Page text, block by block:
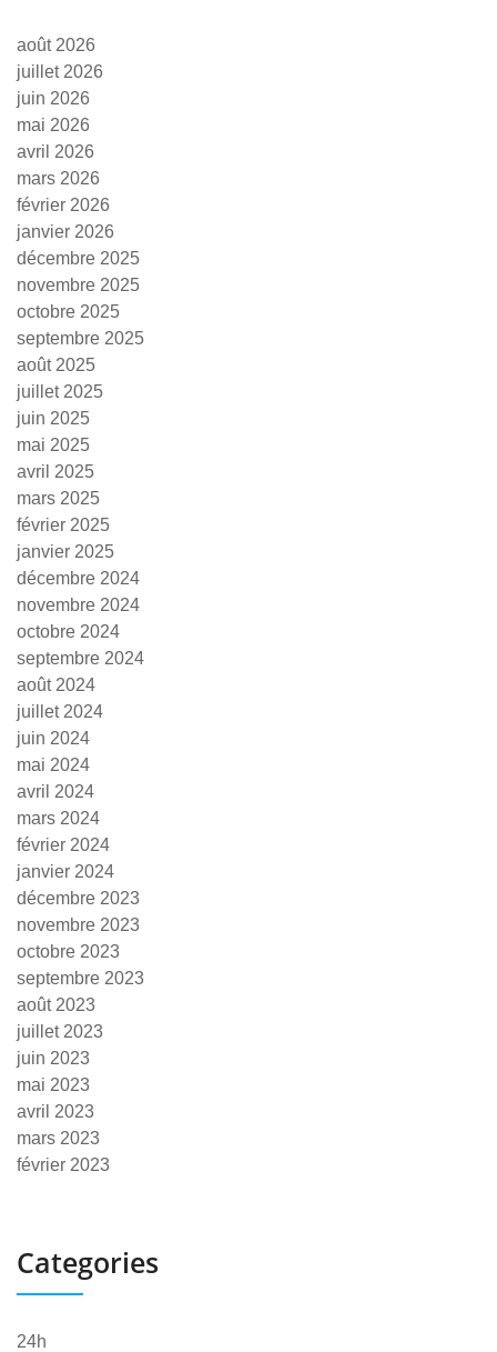
août 2026
juillet 2026
juin 2026
mai 2026
avril 2026
mars 2026
février 2026
janvier 2026
décembre 2025
novembre 2025
octobre 2025
septembre 2025
août 2025
juillet 2025
juin 2025
mai 2025
avril 2025
mars 2025
février 2025
janvier 2025
décembre 2024
novembre 2024
octobre 2024
septembre 2024
août 2024
juillet 2024
juin 2024
mai 2024
avril 2024
mars 2024
février 2024
janvier 2024
décembre 2023
novembre 2023
octobre 2023
septembre 2023
août 2023
juillet 2023
juin 2023
mai 2023
avril 2023
mars 2023
février 2023
Categories
24h